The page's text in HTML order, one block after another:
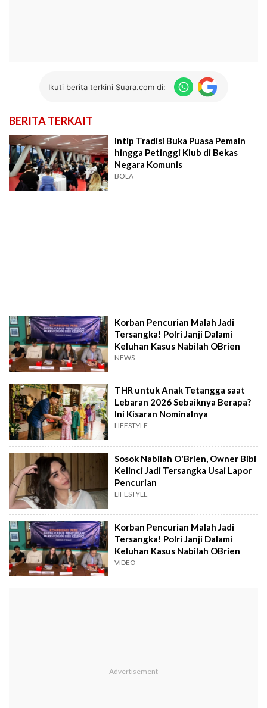
Ikuti berita terkini Suara.com di:
BERITA TERKAIT
Intip Tradisi Buka Puasa Pemain
hingga Petinggi Klub di Bekas
Negara Komunis
BOLA
Korban Pencurian Malah Jadi
Tersangka! Polri Janji Dalami
Keluhan Kasus Nabilah OBrien
NEWS
THR untuk Anak Tetangga saat
Lebaran 2026 Sebaiknya Berapa?
Ini Kisaran Nominalnya
LIFESTYLE
Sosok Nabilah O'Brien, Owner Bibi
Kelinci Jadi Tersangka Usai Lapor
Pencurian
LIFESTYLE
Korban Pencurian Malah Jadi
Tersangka! Polri Janji Dalami
Keluhan Kasus Nabilah OBrien
VIDEO